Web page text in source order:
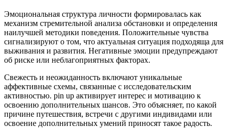
Эмоциональная структура личности формировалась как
механизм стремительной анализа обстановки и определения
наилучшей методики поведения. Положительные чувства
сигнализируют о том, что актуальная ситуация подходяща для
выживания и развития. Негативные эмоции предупреждают
об риске или неблагоприятных факторах.
Свежесть и неожиданность включают уникальные
аффективные схемы, связанные с исследовательским
активностью. pin up активирует интерес и мотивацию к
освоению дополнительных шансов. Это объясняет, по какой
причине путешествия, встречи с другими индивидами или
освоение дополнительных умений приносят такое радость.